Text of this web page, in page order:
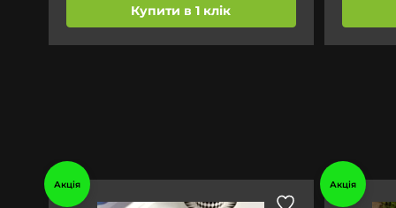
Купити в 1 клік
Акція Акція